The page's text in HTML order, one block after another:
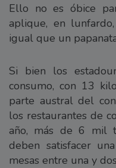
Ello no es óbice
aplique, en
igual que un
Si bien los
consumo, con 13
parte austral del
los restaurantes de
año, más de 6 mil
deben satisfacer
mesas entre una y